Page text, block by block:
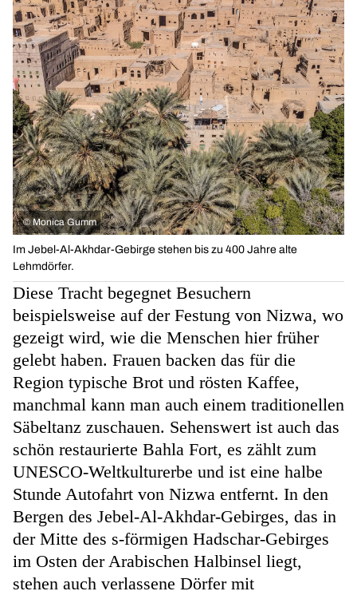
© Monica Gumm
Im Jebel-Al-Akhdar-Gebirge stehen bis zu 400 Jahre alte
Lehmdörfer.
Diese Tracht begegnet Besuchern
beispielsweise auf der Festung von Nizwa, wo
gezeigt wird, wie die Menschen hier früher
gelebt haben. Frauen backen das für die
Region typische Brot und rösten Kaffee,
manchmal kann man auch einem traditionellen
Säbeltanz zuschauen. Sehenswert ist auch das
schön restaurierte Bahla Fort, es zählt zum
UNESCO-Weltkulturerbe und ist eine halbe
Stunde Autofahrt von Nizwa entfernt. In den
Bergen des Jebel-Al-Akhdar-Gebirges, das in
der Mitte des s-förmigen Hadschar-Gebirges
im Osten der Arabischen Halbinsel liegt,
stehen auch verlassene Dörfer mit